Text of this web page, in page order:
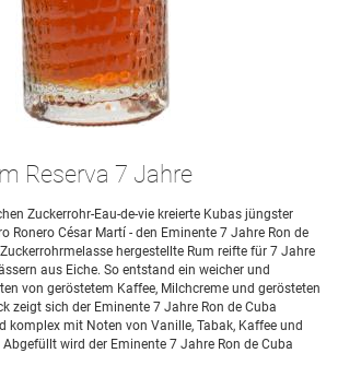
Reserva 7 Jahre
Zuckerrohr-Eau-de-vie kreierte Kubas jüngster
Ronero César Martí - den Eminente 7 Jahre Ron de
hergestellte Rum reifte für 7 Jahre
aus Eiche. So entstand ein weicher und
von geröstetem Kaffee, Milchcreme und gerösteten
zeigt sich der Eminente 7 Jahre Ron de Cuba
komplex mit Noten von Vanille, Tabak, Kaffee und
Abgefüllt wird der Eminente 7 Jahre Ron de Cuba